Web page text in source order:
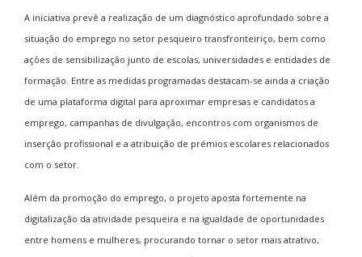
A iniciativa prevê a realização de um diagnóstico aprofundado sobre a
situação do emprego no setor pesqueiro transfronteiriço, bem como
ações de sensibilização junto de escolas, universidades e entidades de
formação. Entre as medidas programadas destacam-se ainda a criação
de uma plataforma digital para aproximar empresas e candidatos a
emprego, campanhas de divulgação, encontros com organismos de
inserção profissional e a atribuição de prémios escolares relacionados
com o setor.
Além da promoção do emprego, o projeto aposta fortemente na
digitalização da atividade pesqueira e na igualdade de oportunidades
entre homens e mulheres, procurando tornar o setor mais atrativo,